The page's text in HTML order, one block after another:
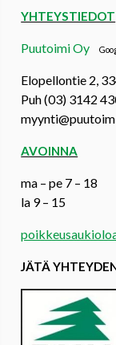
YHTEYSTIEDOT
Puutoimi Oy
Elopellontie 2,
Puh (03) 3142
AVOINNA
ma – pe 7 – 18
la 9 – 15
JÄTÄ